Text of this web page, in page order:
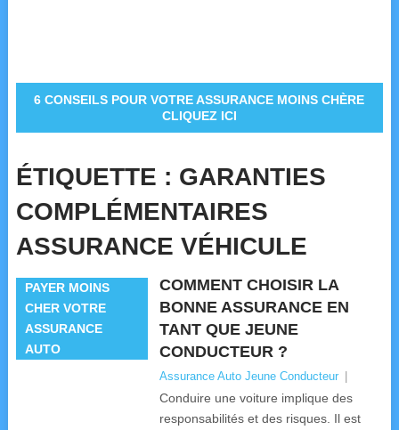
6 CONSEILS POUR VOTRE ASSURANCE MOINS CHÈRE
CLIQUEZ ICI
ÉTIQUETTE : GARANTIES
COMPLÉMENTAIRES
ASSURANCE VÉHICULE
PAYER MOINS
CHER VOTRE
ASSURANCE
AUTO
COMMENT CHOISIR LA
BONNE ASSURANCE EN
TANT QUE JEUNE
CONDUCTEUR ?
Assurance Auto Jeune Conducteur
Conduire une voiture implique des
responsabilités et des risques. Il est